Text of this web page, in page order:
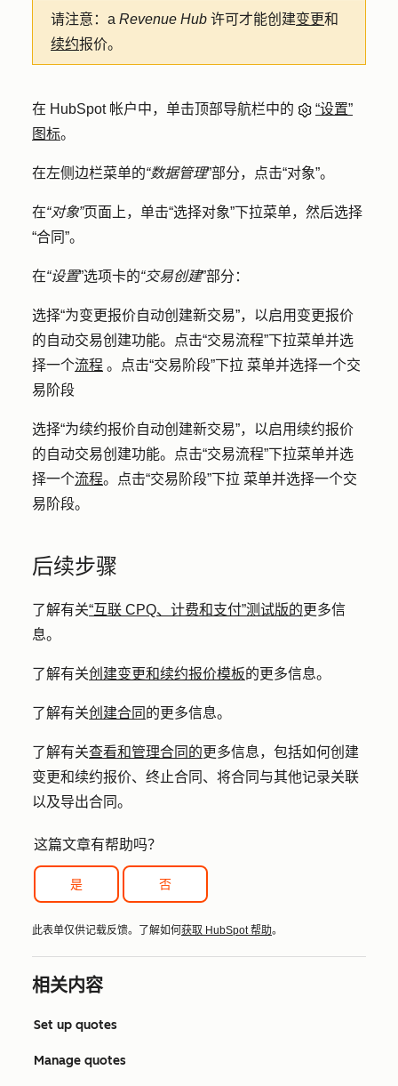
请注意： a Revenue Hub 许可才能创建变更和
续约报价。
在 HubSpot 帐户中，单击顶部导航栏中的
“设置”
图标。
在左侧边栏菜单的“数据管理”部分，点击“对象”。
在“对象”页面上，单击“选择对象”下拉菜单，然后选择
“合同”。
在“设置”选项卡的“交易创建”部分：
选择“为变更报价自动创建新交易”，以启用变更报价
的自动交易创建功能。点击“交易流程”下拉菜单并选
择一个流程 。点击“交易阶段”下拉 菜单并选择一个交
易阶段
选择“为续约报价自动创建新交易”，以启用续约报价
的自动交易创建功能。点击“交易流程”下拉菜单并选
择一个流程。点击“交易阶段”下拉 菜单并选择一个交
易阶段。
后续步骤
了解有关“互联 CPQ、计费和支付”测试版的更多信
息。
了解有关创建变更和续约报价模板的更多信息。
了解有关创建合同 的更多信息。
了解有关查看和管理合同的更多信息，包括如何创建
变更和续约报价、终止合同、将合同与其他记录关联
以及导出合同。
这篇文章有帮助吗？
是 否
此表单仅供记载反馈。了解如何 获取 HubSpot 帮助。
相关内容
Set up quotes
Manage quotes